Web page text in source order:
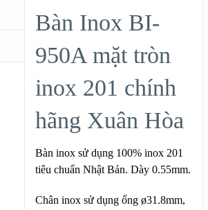
Bàn Inox BI-
950A mặt tròn
inox 201 chính
hãng Xuân Hòa
Bàn inox sử dụng 100% inox 201
tiêu chuẩn Nhật Bản. Dày 0.55mm.
Chân inox sử dụng ống ø31.8mm,